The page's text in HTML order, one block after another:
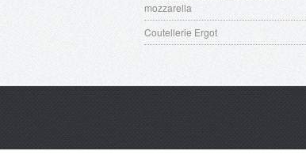
mozzarella
Coutellerie Ergot